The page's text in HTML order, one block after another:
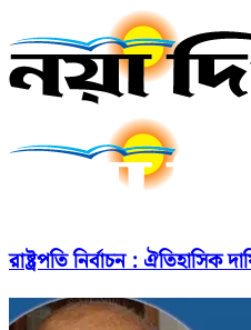
রাষ্ট্রপতি নির্বাচন : ঐতিহাসিক